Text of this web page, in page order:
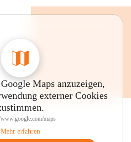
Maps anzuzeigen,
externer Cookies
maps
Mehr erfahren